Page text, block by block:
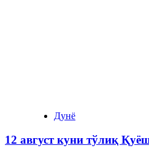
Дунё
12 август куни тўлиқ